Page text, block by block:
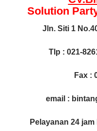
Solution
Jln. Siti 1
Tlp : 021-
Fax :
email :
Pelayanan 24